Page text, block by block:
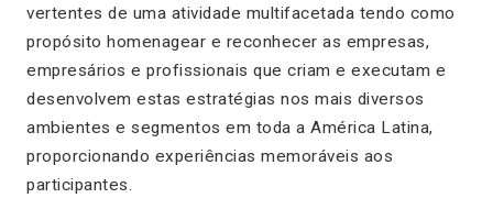
vertentes de uma atividade multifacetada tendo como
propósito homenagear e reconhecer as empresas,
empresários e profissionais que criam e executam e
desenvolvem estas estratégias nos mais diversos
ambientes e segmentos em toda a América Latina,
proporcionando experiências memoráveis aos
participantes.